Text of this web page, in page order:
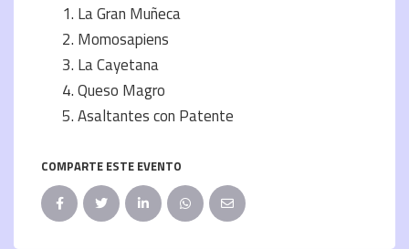
La Gran Muñeca
Momosapiens
La Cayetana
Queso Magro
Asaltantes con Patente
COMPARTE ESTE EVENTO